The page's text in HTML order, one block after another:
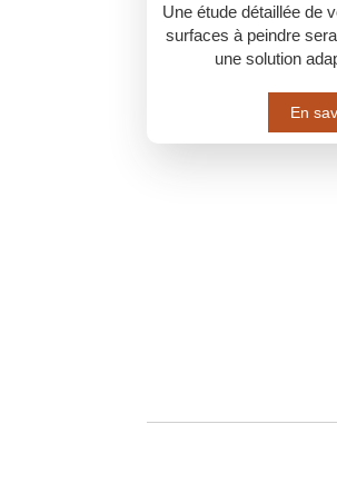
Une étude détaillée de
surfaces à peindre
une solution
En